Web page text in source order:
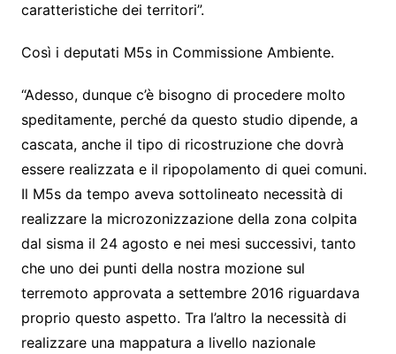
caratteristiche dei territori”.
Così i deputati M5s in Commissione Ambiente.
“Adesso, dunque c’è bisogno di procedere molto
speditamente, perché da questo studio dipende, a
cascata, anche il tipo di ricostruzione che dovrà
essere realizzata e il ripopolamento di quei comuni.
Il M5s da tempo aveva sottolineato necessità di
realizzare la microzonizzazione della zona colpita
dal sisma il 24 agosto e nei mesi successivi, tanto
che uno dei punti della nostra mozione sul
terremoto approvata a settembre 2016 riguardava
proprio questo aspetto. Tra l’altro la necessità di
realizzare una mappatura a livello nazionale